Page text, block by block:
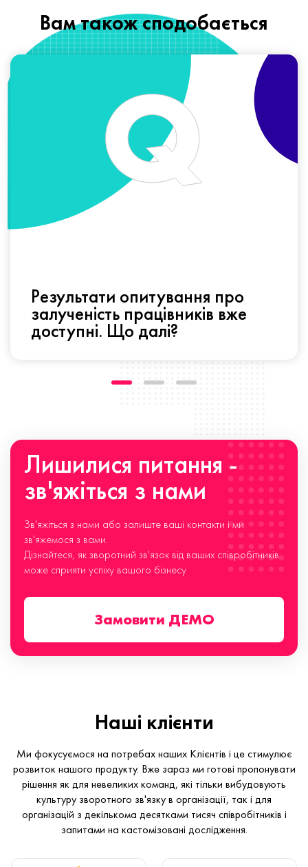
Вам також сподобається
Результати опитування про
залученість працівників вже
доступні. Що далі?
Лишилися питання -
зв'яжіться з нами
Зв'яжіться з нами або залиште ваші контакти і ми
зв'яжемося з вами.
Дізнайтеся, як зворотний зв'язок від ваших співробітників
може сприяти успіху вашого бізнесу
Замовити ДЕМО
Наші клієнти
Ми фокусуємося на потребах наших Клієнтів і це стимулює
розвиток нашого продукту. Вже зараз ми готові пропонувати
рішення як для невеликих команд, які тільки вибудовують
культуру зворотного зв'язку в організації, так і для
організацій з декількома десятками тисяч співробітників і
запитами на кастомізовані дослідження.